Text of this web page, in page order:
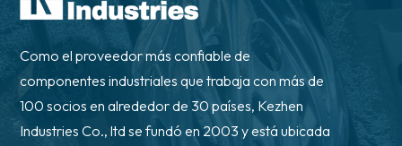
Como el proveedor más confiable de
componentes industriales que trabaja con más de
100 socios en alrededor de 30 países, Kezhen
Industries Co., ltd se fundó en 2003 y está ubicada